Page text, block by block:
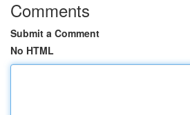
Comments
Submit a Comment
No HTML